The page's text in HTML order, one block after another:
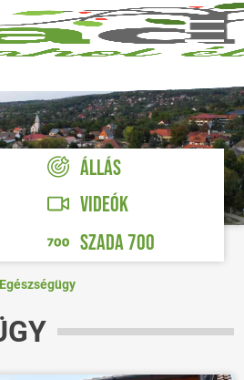
ÁLLÁS
VIDEÓK
SZADA 700
Egészségügy